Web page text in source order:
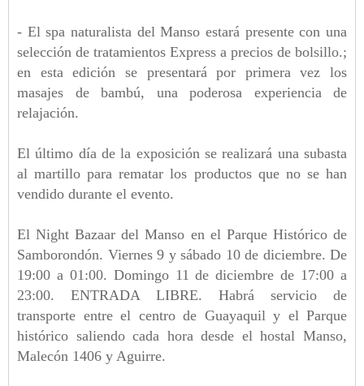
- El spa naturalista del Manso estará presente con una
selección de tratamientos Express a precios de bolsillo.;
en esta edición se presentará por primera vez los
masajes de bambú, una poderosa experiencia de
relajación.
El último día de la exposición se realizará una subasta
al martillo para rematar los productos que no se han
vendido durante el evento.
El Night Bazaar del Manso en el Parque Histórico de
Samborondón. Viernes 9 y sábado 10 de diciembre. De
19:00 a 01:00. Domingo 11 de diciembre de 17:00 a
23:00. ENTRADA LIBRE. Habrá servicio de
transporte entre el centro de Guayaquil y el Parque
histórico saliendo cada hora desde el hostal Manso,
Malecón 1406 y Aguirre.